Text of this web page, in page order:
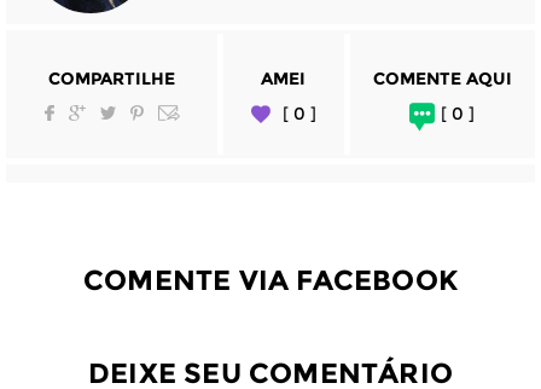
COMPARTILHE
AMEI
[ 0 ]
COMENTE AQUI
[ 0 ]
COMENTE VIA FACEBOOK
DEIXE SEU COMENTÁRIO